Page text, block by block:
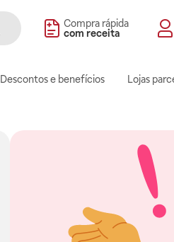
Compra rápida
com receita
Descontos e benefícios Lojas